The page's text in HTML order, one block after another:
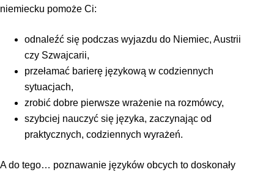
niemiecku pomoże Ci:
odnaleźć się podczas wyjazdu do Niemiec, Austrii
czy Szwajcarii,
przełamać barierę językową w codziennych
sytuacjach,
zrobić dobre pierwsze wrażenie na rozmówcy,
szybciej nauczyć się języka, zaczynając od
praktycznych, codziennych wyrażeń.
A do tego… poznawanie języków obcych to doskonały